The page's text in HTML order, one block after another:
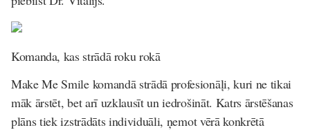
Komanda, kas strādā roku rokā
Make Me Smile komandā strādā profesionāļi, kuri ne tikai
māk ārstēt, bet arī uzklausīt un iedrošināt. Katrs ārstēšanas
plāns tiek izstrādāts individuāli, ņemot vērā konkrētā